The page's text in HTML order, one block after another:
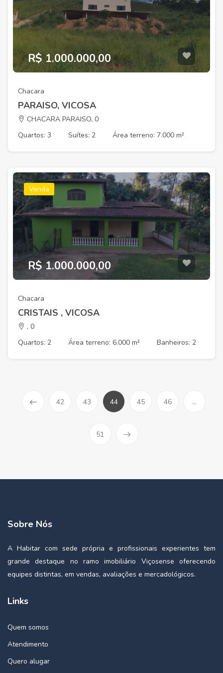
R$ 1.000.000,00
Chacara
PARAISO, VICOSA
CHACARA PARAISO, 0
Quartos: 3
Suítes: 2 Área terreno: 7.000 m²
Venda
R$ 1.000.000,00
Chacara
CRISTAIS , VICOSA
, 0
Quartos: 2
Área terreno: 6.000 m² Banheiros: 2
42 43 44 45 46 ...
51
Sobre Nós
A Habitar com sede própria e profissionais experientes tem
grande destaque no ramo imobiliário Viçosense oferecendo
equipes distintas, em vendas, avaliações e mercadológicos.
Links
Quem somos
Atendimento
Quero alugar